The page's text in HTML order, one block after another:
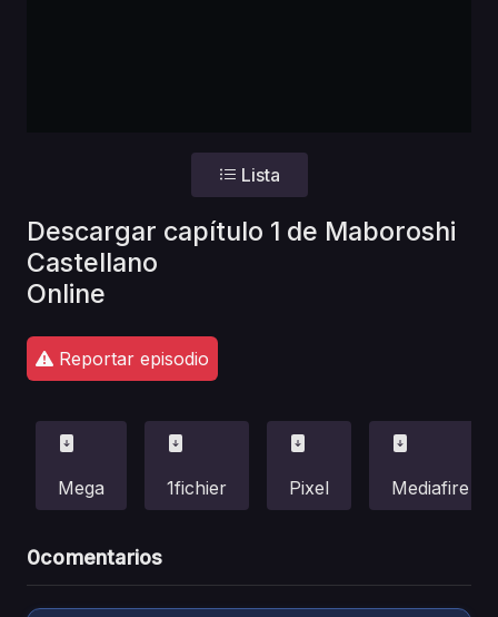
Lista
Descargar capítulo 1 de Maboroshi
Castellano
Online
Reportar episodio
Mega 1fichier Pixel Mediafire
0comentarios